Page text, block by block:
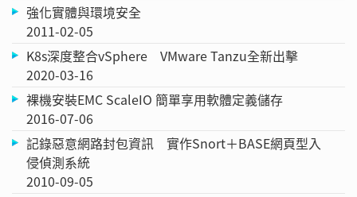
強化實體與環境安全
2011-02-05
K8s深度整合vSphere VMware Tanzu全新出擊
2020-03-16
裸機安裝EMC ScaleIO 簡單享用軟體定義儲存
2016-07-06
記錄惡意網路封包資訊 實作Snort＋BASE網頁型入
侵偵測系統
2010-09-05